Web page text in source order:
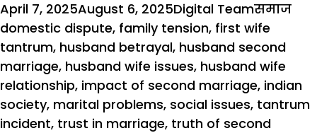
Posted
on
April 7, 2025August 6, 2025Author
Digital Teamसमाज
domestic dispute, family tension, first wife
tantrum, husband betrayal, husband second
marriage, husband wife issues, husband wife
relationship, impact of second marriage, indian
society, marital problems, social issues, tantrum
incident, trust in marriage, truth of second